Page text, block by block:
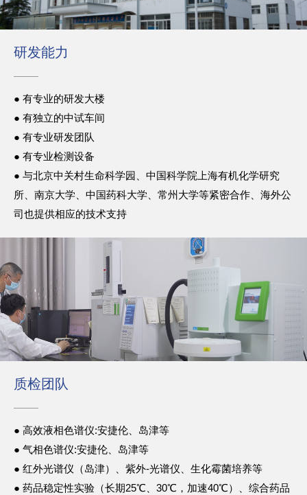
研发能力
● 有专业的研发大楼
● 有独立的中试车间
● 有专业研发团队
● 有专业检测设备
● 与北京中关村生命科学园、中国科学院上海有机化学研究
所、南京大学、中国药科大学、常州大学等紧密合作、海外公
司也提供相应的技术支持
质检团队
● 高效液相色谱仪:安捷伦、岛津等
● 气相色谱仪:安捷伦、岛津等
● 红外光谱仪（岛津）、紫外-光谱仪、生化霉菌培养等
● 药品稳定性实验（长期25℃、30℃，加速40℃）、综合药品